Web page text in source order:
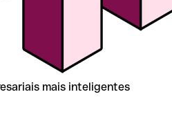
mais inteligentes